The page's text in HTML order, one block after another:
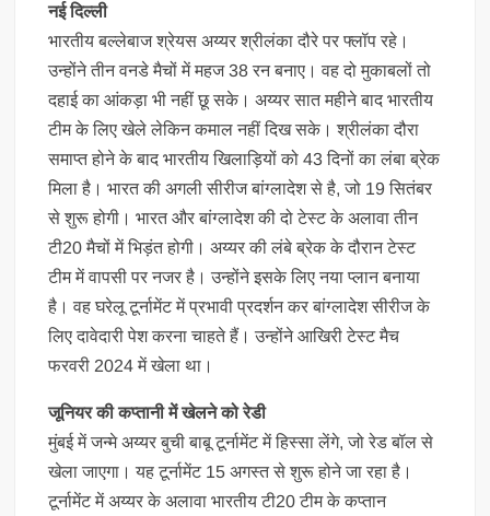
नई दिल्ली
भारतीय बल्लेबाज श्रेयस अय्यर श्रीलंका दौरे पर फ्लॉप रहे।
उन्होंने तीन वनडे मैचों में महज 38 रन बनाए। वह दो मुकाबलों तो
दहाई का आंकड़ा भी नहीं छू सके। अय्यर सात महीने बाद भारतीय
टीम के लिए खेले लेकिन कमाल नहीं दिख सके। श्रीलंका दौरा
समाप्त होने के बाद भारतीय खिलाड़ियों को 43 दिनों का लंबा ब्रेक
मिला है। भारत की अगली सीरीज बांग्लादेश से है, जो 19 सितंबर
से शुरू होगी। भारत और बांग्लादेश की दो टेस्ट के अलावा तीन
टी20 मैचों में भिड़ंत होगी। अय्यर की लंबे ब्रेक के दौरान टेस्ट
टीम में वापसी पर नजर है। उन्होंने इसके लिए नया प्लान बनाया
है। वह घरेलू टूर्नामेंट में प्रभावी प्रदर्शन कर बांग्लादेश सीरीज के
लिए दावेदारी पेश करना चाहते हैं। उन्होंने आखिरी टेस्ट मैच
फरवरी 2024 में खेला था।
जूनियर की कप्तानी में खेलने को रेडी
मुंबई में जन्मे अय्यर बुची बाबू टूर्नामेंट में हिस्सा लेंगे, जो रेड बॉल से
खेला जाएगा। यह टूर्नामेंट 15 अगस्त से शुरू होने जा रहा है।
टूर्नामेंट में अय्यर के अलावा भारतीय टी20 टीम के कप्तान